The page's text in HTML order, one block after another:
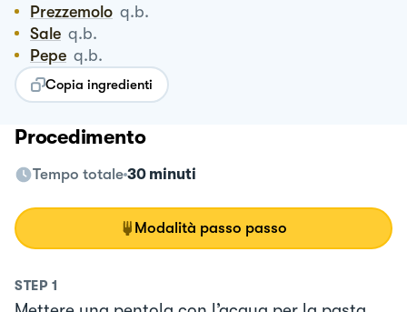
Prezzemolo q.b.
Sale q.b.
Pepe q.b.
Copia ingredienti
Procedimento
Tempo totale 30 minuti
Modalità passo passo
STEP 1